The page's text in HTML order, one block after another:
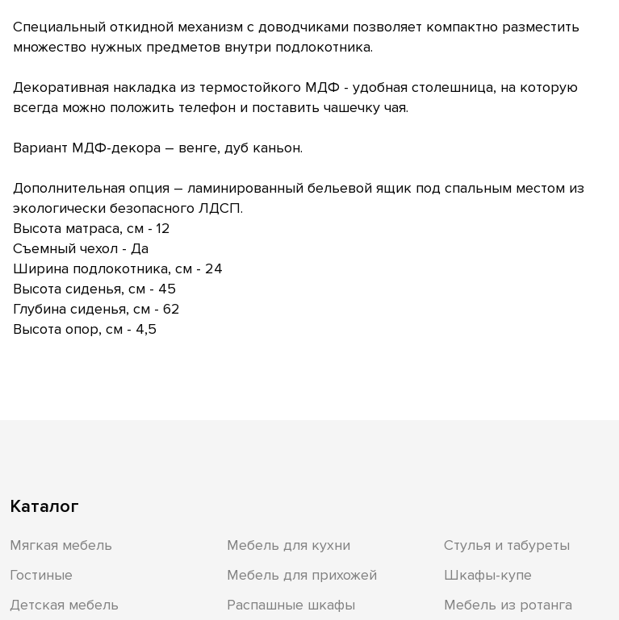
Специальный откидной механизм с доводчиками позволяет компактно разместить
множество нужных предметов внутри подлокотника.
Декоративная накладка из термостойкого МДФ - удобная столешница, на которую
всегда можно положить телефон и поставить чашечку чая.
Вариант МДФ-декора – венге, дуб каньон.
Дополнительная опция – ламинированный бельевой ящик под спальным местом из
экологически безопасного ЛДСП.
Высота матраса, см - 12
Съемный чехол - Да
Ширина подлокотника, см - 24
Высота сиденья, см - 45
Глубина сиденья, см - 62
Высота опор, см - 4,5
Каталог
Мягкая мебель
Гостиные
Детская мебель
Мебель для кухни
Мебель для прихожей
Распашные шкафы
Стулья и табуреты
Шкафы-купе
Мебель из ротанга